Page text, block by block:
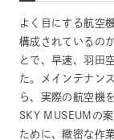
よく目にする航空
構成されているの
とで、早速、羽田
た。メインテナン
ら、実際の航空機
SKY MUSEUMの
ために、緻密な作